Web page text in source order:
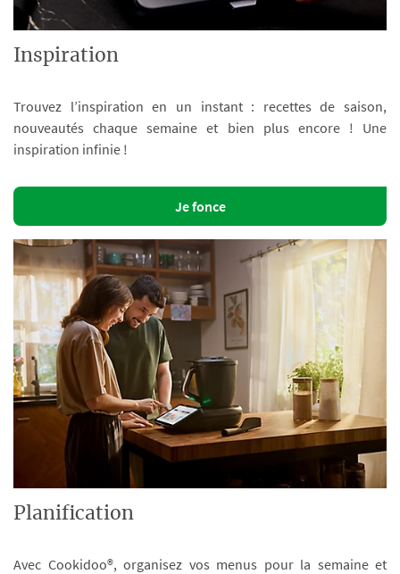
Inspiration
Trouvez l’inspiration en un instant : recettes de saison,
nouveautés chaque semaine et bien plus encore ! Une
inspiration infinie !
Je fonce
Planification
Avec Cookidoo®, organisez vos menus pour la semaine et